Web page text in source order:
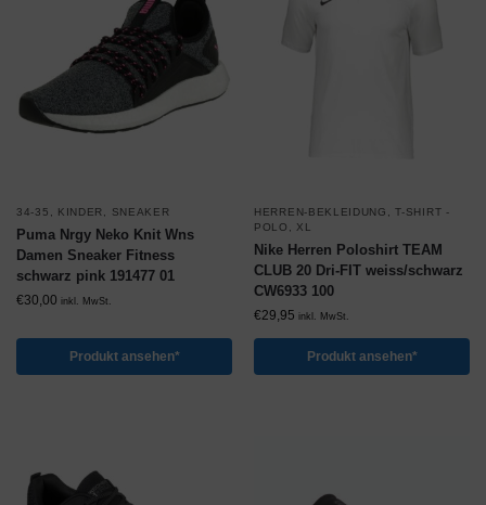
34-35 KINDER SNEAKER
Puma Nrgy Neko Knit Wns
Damen Sneaker Fitness
schwarz pink 191477 01
€30,00 inkl. MwSt.
Produkt ansehen*
HERREN-BEKLEIDUNG ,T-SHIRT -
POLO
XL
Nike Herren Poloshirt TEAM
CLUB 20 Dri-FIT weiss/schwarz
CW6933 100
€29,95 inkl. MwSt.
Produkt ansehen*